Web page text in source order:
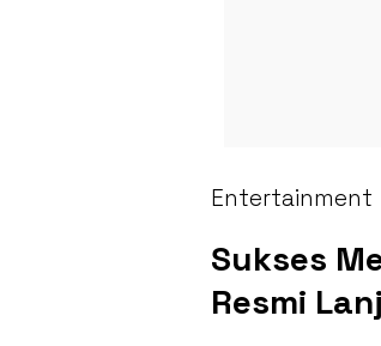
Entertainment
Sukses
Resmi